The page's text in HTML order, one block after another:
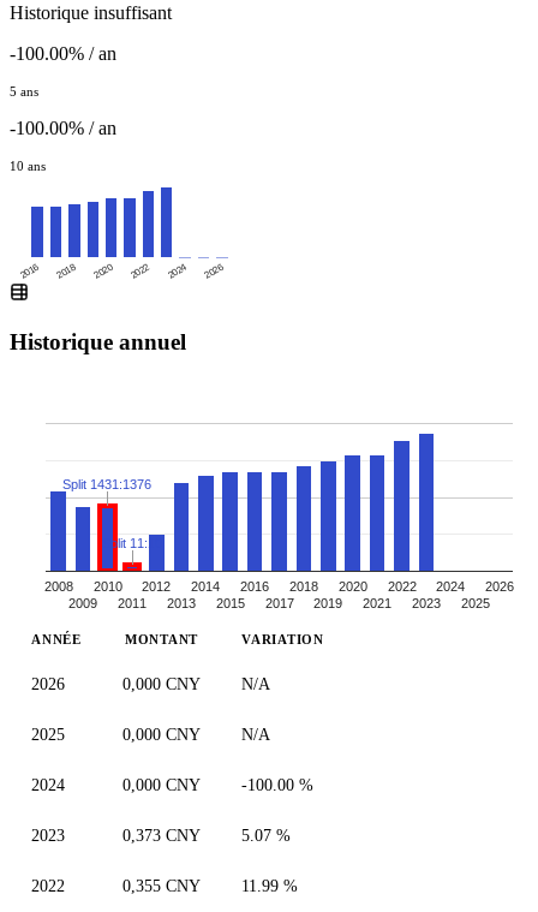
Historique insuffisant
-100.00% / an
5 ans
-100.00% / an
10 ans
2016 2018 2020 2022 2024 2026
Historique annuel
2008
2009
2010
2011
2012
2013
2014
2015
2016
2017
2018
2019
2020
2021
2022
2023
2024
2025
2026
Split 1431:1376
Split 11:10
ANNÉE MONTANT VARIATION
2026 0,000 CNY N/A
2025 0,000 CNY N/A
2024 0,000 CNY -100.00 %
2023 0,373 CNY 5.07 %
2022 0,355 CNY 11.99 %